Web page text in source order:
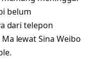
belum
dari telepon
lewat Sina Weibo